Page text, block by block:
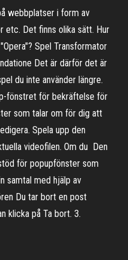
webbplatser i form av
etc. Det finns olika sätt. Hur
Spel Transformator
Det är därför det är
du inte använder längre.
fönstret för bekräftelse för
som talar om för dig att
Spela upp den
videofilen. Om du Den
för popupfönster som
samtal med hjälp av
Du tar bort en post
klicka på Ta bort. 3.